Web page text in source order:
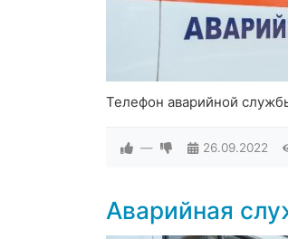
Телефон аварийной
— 26.09.2022
Аварийная